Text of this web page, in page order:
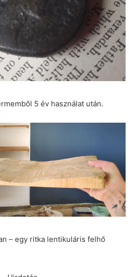
5 év használat után.
– egy ritka lentikuláris felhő